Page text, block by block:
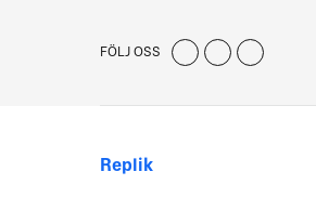
FÖLJ OSS
Replik